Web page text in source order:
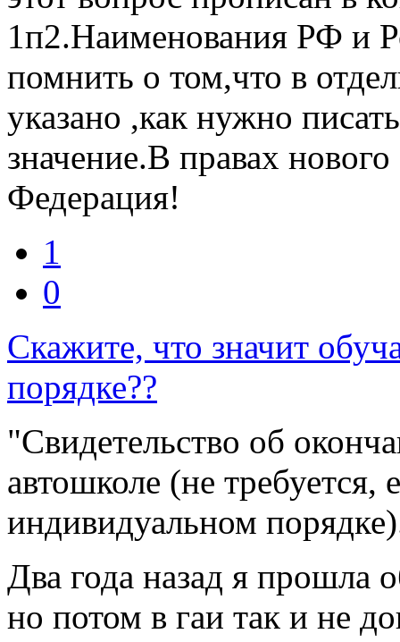
1п2.Наименования РФ и
помнить о том,что в
указано ,как нужно
значение.В правах
Федерация!
1
0
Скажите, что значит
порядке??
"Свидетельство об
автошколе (не требуется,
индивидуальном
Два года назад я прошла
но потом в гаи так и не